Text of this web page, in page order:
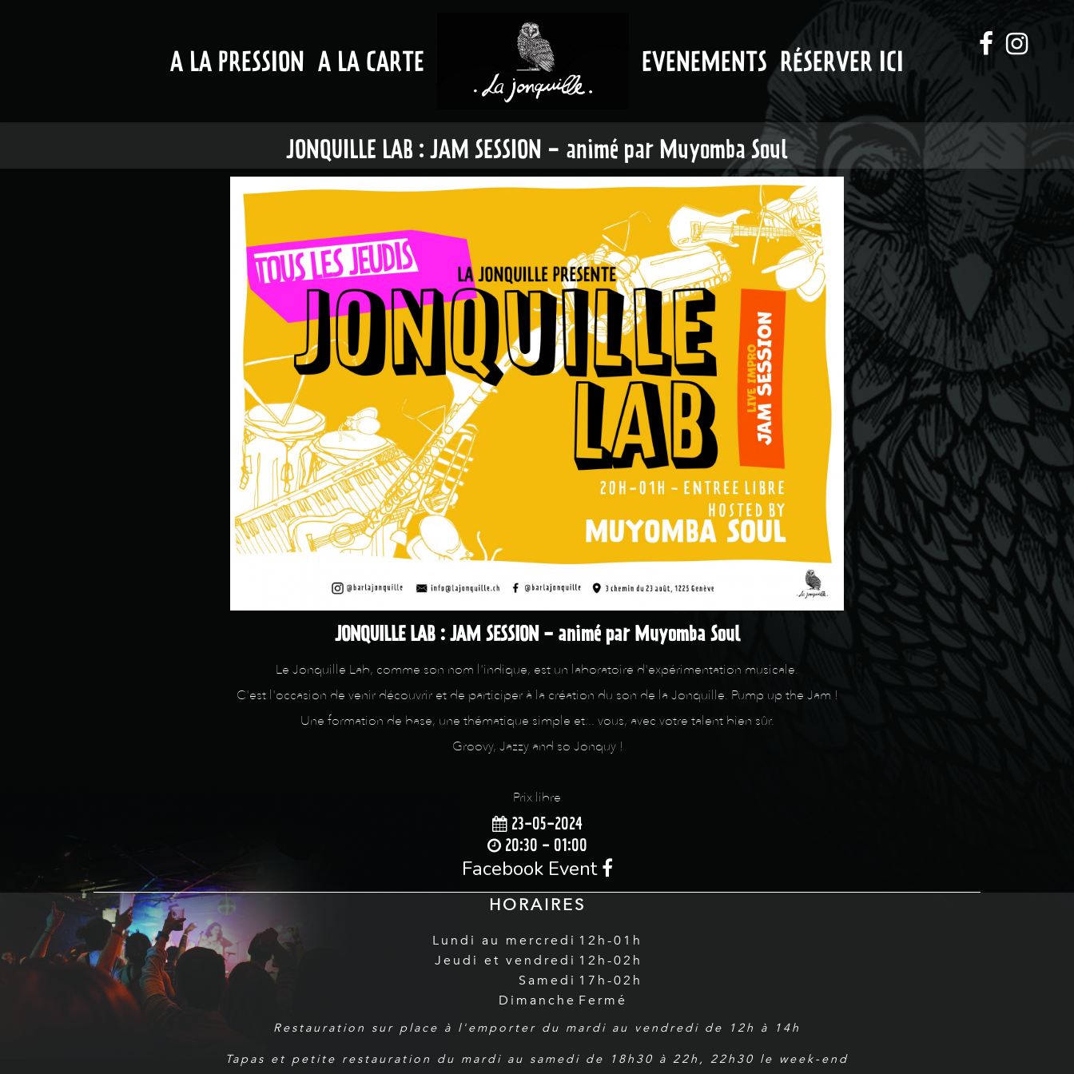
A LA PRESSION A LA CARTE EVENEMENTS RÉSERVER ICI
JONQUILLE LAB : JAM SESSION - animé par Muyomba Soul
JONQUILLE LAB : JAM SESSION - animé par Muyomba Soul
Le Jonquille Lab, comme son nom l'indique, est un laboratoire d'expérimentation musicale.
C'est l'occasion de venir découvrir et de participer à la création du son de la Jonquille. Pump up the Jam !
Une formation de base, une thématique simple et... vous, avec votre talent bien sûr.
Groovy, Jazzy and so Jonquy !
Prix libre
23-05-2024
20:30 - 01:00
Facebook Event
HORAIRES
Lundi au mercredi
Jeudi et vendredi
Samedi
Dimanche
12h-01h
12h-02h
17h-02h
Fermé
Restauration sur place à l'emporter du mardi au vendredi de 12h à 14h
Tapas et petite restauration du mardi au samedi de 18h30 à 22h, 22h30 le week-end